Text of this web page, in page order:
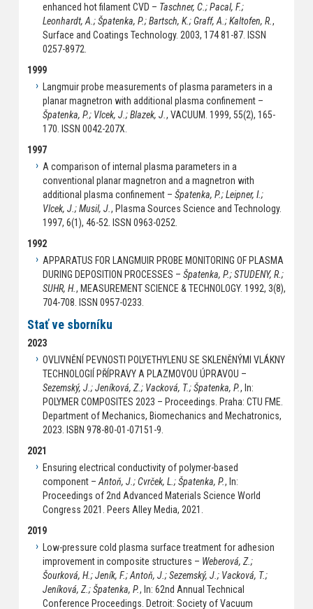
enhanced hot filament CVD – Taschner, C.; Pacal, F.;
Leonhardt, A.; Špatenka, P.; Bartsch, K.; Graff, A.; Kaltofen, R.,
Surface and Coatings Technology. 2003, 174 81-87. ISSN
0257-8972.
1999
Langmuir probe measurements of plasma parameters in a
planar magnetron with additional plasma confinement –
Špatenka, P.; Vlcek, J.; Blazek, J., VACUUM. 1999, 55(2), 165-
170. ISSN 0042-207X.
1997
A comparison of internal plasma parameters in a
conventional planar magnetron and a magnetron with
additional plasma confinement – Špatenka, P.; Leipner, I.;
Vlcek, J.; Musil, J., Plasma Sources Science and Technology.
1997, 6(1), 46-52. ISSN 0963-0252.
1992
APPARATUS FOR LANGMUIR PROBE MONITORING OF PLASMA
DURING DEPOSITION PROCESSES – Špatenka, P.; STUDENY, R.;
SUHR, H., MEASUREMENT SCIENCE & TECHNOLOGY. 1992, 3(8),
704-708. ISSN 0957-0233.
Stať ve sborníku
2023
OVLIVNĚNÍ PEVNOSTI POLYETHYLENU SE SKLENĚNÝMI VLÁKNY
TECHNOLOGIÍ PŘÍPRAVY A PLAZMOVOU ÚPRAVOU –
Sezemský, J.; Jeníková, Z.; Vacková, T.; Špatenka, P., In:
POLYMER COMPOSITES 2023 – Proceedings. Praha: CTU FME.
Department of Mechanics, Biomechanics and Mechatronics,
2023. ISBN 978-80-01-07151-9.
2021
Ensuring electrical conductivity of polymer-based
component –Antoň, J.; Cvrček, L.; Špatenka, P., In:
Proceedings of 2nd Advanced Materials Science World
Congress 2021. Peers Alley Media, 2021.
2019
Low-pressure cold plasma surface treatment for adhesion
improvement in composite structures – Weberová, Z.;
Šourková, H.; Jeník, F.; Antoň, J.; Sezemský, J.; Vacková, T.;
Jeníková, Z.; Špatenka, P., In: 62nd Annual Technical
Conference Proceedings. Detroit: Society of Vacuum